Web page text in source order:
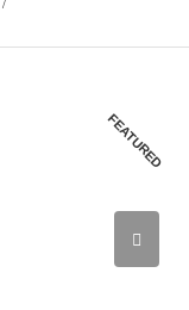
FEATURED